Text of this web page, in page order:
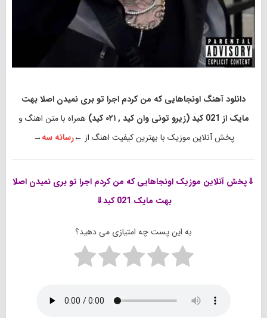
دانلود آهنگ اونجاهایی که من کردم اجرا تو بری نمیدن اصلا بهت
مایک از 021 کید (زیرو تونی وان کید , ۰۲۱ کید)
همراه با متن اهنگ و
پخش آنلاین موزیک با بهترین کیفیت اهنگ از ←رسانه سه→
⇓پخش آنلاین موزیک اونجاهایی که من کردم اجرا تو بری نمیدن اصلا
بهت مایک 021 کید⇓
به این پست چه امتیازی می دهید؟